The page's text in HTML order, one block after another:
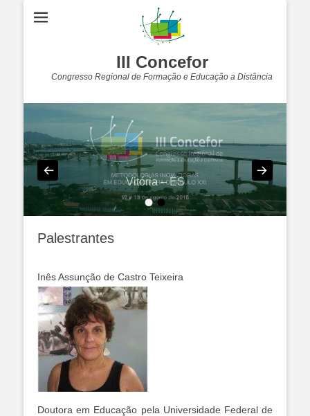
III Concefor
Congresso Regional de Formação e Educação a Distância
••
Postada naporadmin
Vitória – ES
Postada naporadmin
Palestrantes
Inês Assunção de Castro Teixeira
Doutora em Educação pela Universidade Federal de